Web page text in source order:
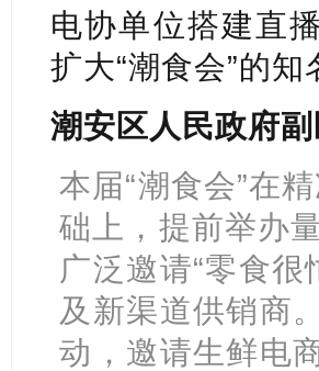
电协单位搭建直
扩大“潮食会”的
潮安区人民政府
本届“潮食会”在
础上，提前举办
广泛邀请“零食
及新渠道供销商
动，邀请生鲜电